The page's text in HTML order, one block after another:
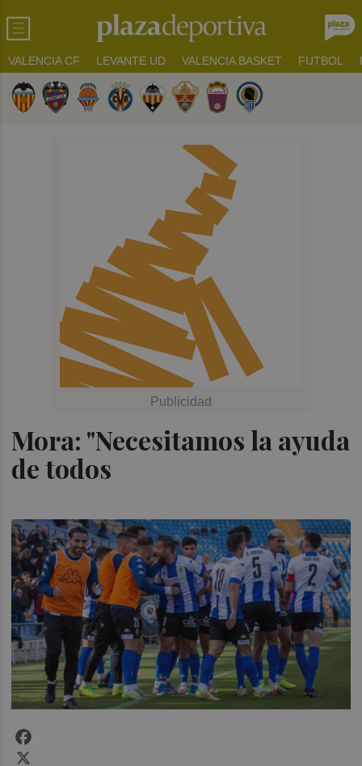
VALENCIA CF LEVANTE UD VALENCIA BASKET FUTBOL
Mora: "Necesitamos la ayuda
de todos